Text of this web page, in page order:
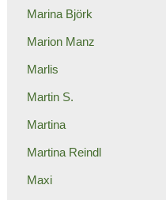
Marina Björk
Marion Manz
Marlis
Martin S.
Martina
Martina Reindl
Maxi